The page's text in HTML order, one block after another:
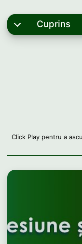
Cuprins
Click Play pentru a